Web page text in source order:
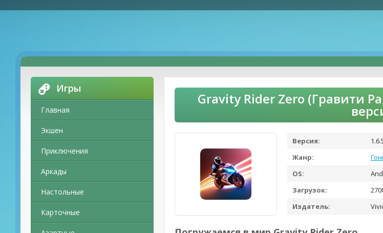
Игры
Главная
Экшен
Приключения
Аркады
Настольные
Карточные
Gravity Rider Zero (Гравити
Версия:
Жанр:
OS:
Загрузок:
Издатель: